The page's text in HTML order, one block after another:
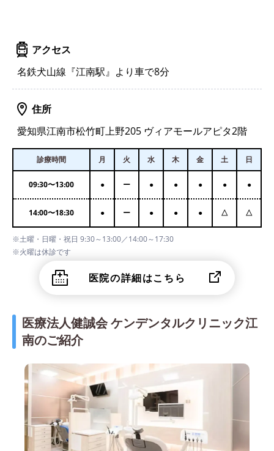
アクセス
名鉄犬山線『江南駅』より車で8分
住所
愛知県江南市松竹町上野205 ヴィアモールアピタ2階
診療時間 月 火 水 木 金 土 日
09:30〜13:00 ● ー ● ● ● ● ●
14:00〜18:30 ● ー ● ● ● △ △
※土曜・日曜・祝日 9:30～13:00／14:00～17:30
※火曜は休診です
医院の詳細はこちら
医療法人健誠会 ケンデンタルクリニック江
南のご紹介